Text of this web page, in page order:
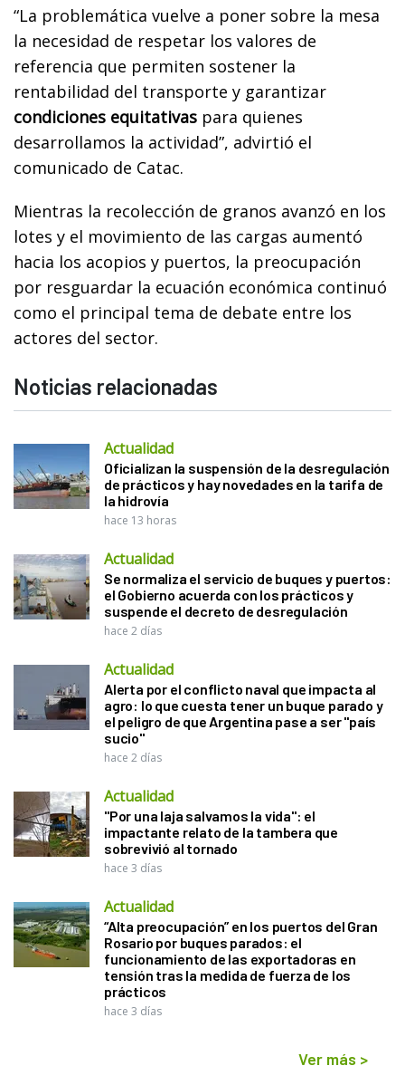
“La problemática vuelve a poner sobre la mesa
la necesidad de respetar los valores de
referencia que permiten sostener la
rentabilidad del transporte y garantizar
condiciones equitativas para quienes
desarrollamos la actividad”, advirtió el
comunicado de Catac.
Mientras la recolección de granos avanzó en los
lotes y el movimiento de las cargas aumentó
hacia los acopios y puertos, la preocupación
por resguardar la ecuación económica continuó
como el principal tema de debate entre los
actores del sector.
Noticias relacionadas
Actualidad
Oficializan la suspensión de la desregulación
de prácticos y hay novedades en la tarifa de
la hidrovía
hace 13 horas
Actualidad
Se normaliza el servicio de buques y puertos:
el Gobierno acuerda con los prácticos y
suspende el decreto de desregulación
hace 2 días
Actualidad
Alerta por el conflicto naval que impacta al
agro: lo que cuesta tener un buque parado y
el peligro de que Argentina pase a ser "país
sucio"
hace 2 días
Actualidad
"Por una laja salvamos la vida": el
impactante relato de la tambera que
sobrevivió al tornado
hace 3 días
Actualidad
“Alta preocupación” en los puertos del Gran
Rosario por buques parados: el
funcionamiento de las exportadoras en
tensión tras la medida de fuerza de los
prácticos
hace 3 días
Ver más >